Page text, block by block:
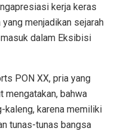
kerja keras
menjadikan sejarah
dalam Eksibisi
PON XX, pria yang
bahwa
kaleng, karena memiliki
tunas-tunas bangsa